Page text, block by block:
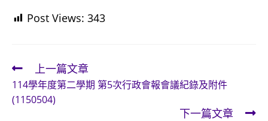
Post Views: 343
Read
more
articles
上一篇文章
114學年度第二學期 第5次行政會報會議紀錄及附件
(1150504)
下一篇文章